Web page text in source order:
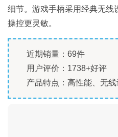
细节。游戏手柄采用经典无线
操控更灵敏。
近期销量：69件
用户评价：1738+好评
产品特点：高性能、无